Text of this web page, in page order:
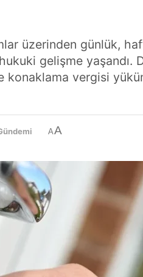
üzerinden günlük,
gelişme yaşandı.
vergisi
AA